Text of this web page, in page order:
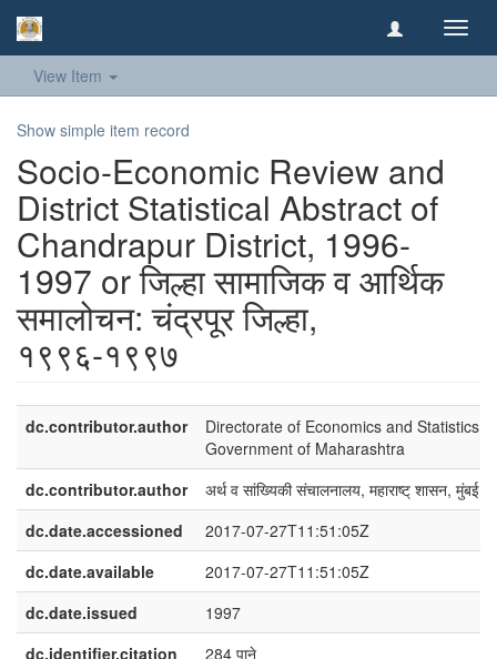
View Item
Show simple item record
Socio-Economic Review and
District Statistical Abstract of
Chandrapur District, 1996-
1997 or जिल्हा सामाजिक व आर्थिक
समालोचन: चंद्रपूर जिल्हा,
१९९६-१९९७
dc.contributor.author
Directorate of Economics and Statistics,
Government of Maharashtra
dc.contributor.author
अर्थ व सांख्यिकी संचालनालय, महाराष्ट् शासन, मुंबई
dc.date.accessioned
2017-07-27T11:51:05Z
dc.date.available
2017-07-27T11:51:05Z
dc.date.issued
1997
dc.identifier.citation
284 पाने